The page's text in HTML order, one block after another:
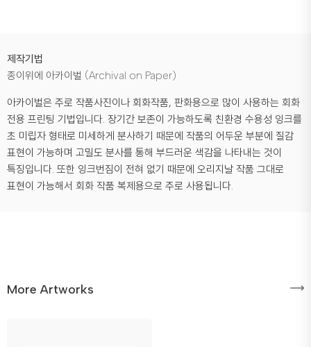
제작기법
종이위에 아카이벌 (Archival on Paper)
아카이벌은 주로 작품사진이나 회화작품, 판화용으로 많이 사용하는 회화
전용 프린팅 기법입니다. 장기간 보존이 가능하도록 친환경 수용성 잉크를
초 미립자 형태로 미세하게 분사하기 때문에 작품의 어두운 부분에 질감
표현이 가능하며 고밀도 분사를 통해 부드러운 색감을 나타내는 것이
특징입니다. 또한 잉크번짐이 전혀 없기 때문에 오리지날 작품 그대로
표현이 가능해서 회화 작품 복제용으로 주로 사용됩니다.
More Artworks